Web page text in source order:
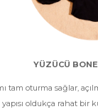
YÜZÜCÜ
tam oturma sağlar,
yapısı oldukça rahat bir